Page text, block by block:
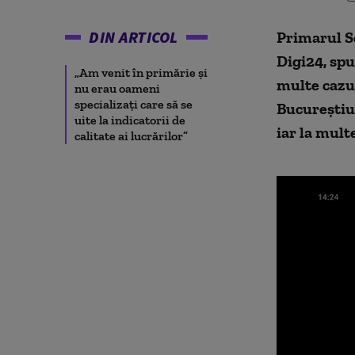
DIN ARTICOL
„Am venit în primărie și
nu erau oameni
specializați care să se
uite la indicatorii de
calitate ai lucrărilor”
Primarul
Digi24,
multe
iar la